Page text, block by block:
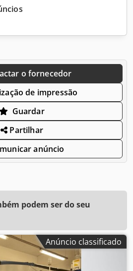
o fornecedor
de impressão
Guardar
Partilhar
anúncio
podem ser do seu
Anúncio classificado